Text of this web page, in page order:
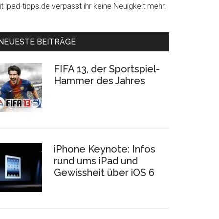
ipad-tipps.de verpasst ihr keine Neuigkeit mehr.
BEITRÄGE
FIFA 13, der Sportspiel-
Hammer des Jahres
iPhone Keynote: Infos
rund ums iPad und
Gewissheit über iOS 6